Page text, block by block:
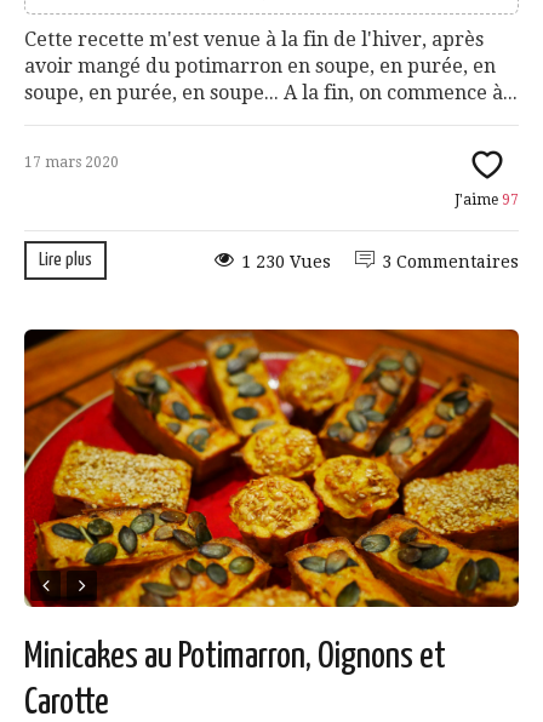
Cette recette m'est venue à la fin de l'hiver, après
avoir mangé du potimarron en soupe, en purée, en
soupe, en purée, en soupe... A la fin, on commence à...
17 mars 2020
J'aime 97
Lire plus 3 Commentaires
1 230 Vues
Minicakes au Potimarron, Oignons et
Carotte